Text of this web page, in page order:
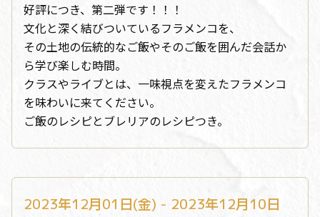
好評につき、第二弾です！！！
文化と深く結びついているフラメンコを、
その土地の伝統的なご飯やそのご飯を囲んだ会話か
ら学び楽しむ時間。
クラスやライブとは、一味視点を変えたフラメンコ
を味わいに来てください。
ご飯のレシピとブレリアのレシピつき。
2023年12月01日(金) - 2023年12月10日